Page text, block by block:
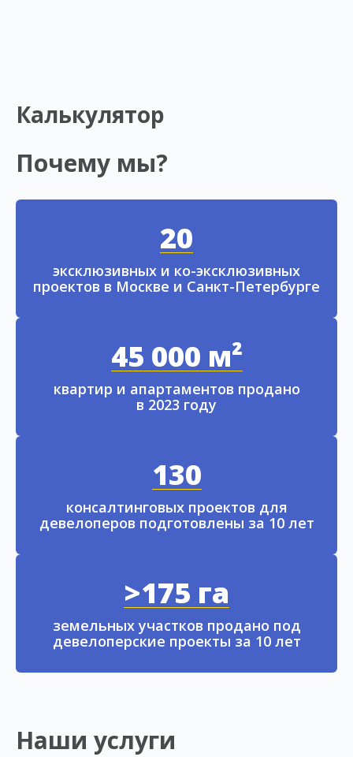
Калькулятор
Почему мы?
20
эксклюзивных и ко-эксклюзивных
проектов в Москве и Санкт-Петербурге
45 000 м²
квартир и апартаментов продано
в 2023 году
130
консалтинговых проектов для
девелоперов подготовлены за 10 лет
>175 га
земельных участков продано под
девелоперские проекты за 10 лет
Наши услуги